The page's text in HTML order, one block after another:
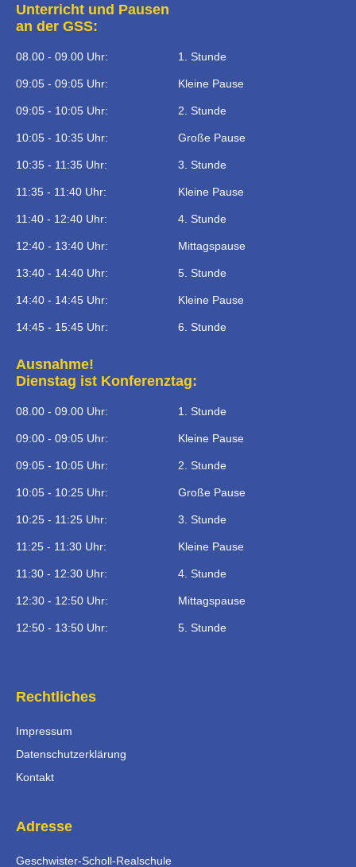
Unterricht und Pausen
an der GSS:
08.00 - 09.00 Uhr: 1. Stunde
09:05 - 09:05 Uhr: Kleine Pause
09:05 - 10:05 Uhr: 2. Stunde
10:05 - 10:35 Uhr: Große Pause
10:35 - 11:35 Uhr: 3. Stunde
11:35 - 11:40 Uhr: Kleine Pause
11:40 - 12:40 Uhr: 4. Stunde
12:40 - 13:40 Uhr: Mittagspause
13:40 - 14:40 Uhr: 5. Stunde
14:40 - 14:45 Uhr: Kleine Pause
14:45 - 15:45 Uhr: 6. Stunde
Ausnahme!
Dienstag ist Konferenztag:
08.00 - 09.00 Uhr: 1. Stunde
09:00 - 09:05 Uhr: Kleine Pause
09:05 - 10:05 Uhr: 2. Stunde
10:05 - 10:25 Uhr: Große Pause
10:25 - 11:25 Uhr: 3. Stunde
11:25 - 11:30 Uhr: Kleine Pause
11:30 - 12:30 Uhr: 4. Stunde
12:30 - 12:50 Uhr: Mittagspause
12:50 - 13:50 Uhr: 5. Stunde
Rechtliches
Impressum
Datenschutzerklärung
Kontakt
Adresse
Geschwister-Scholl-Realschule